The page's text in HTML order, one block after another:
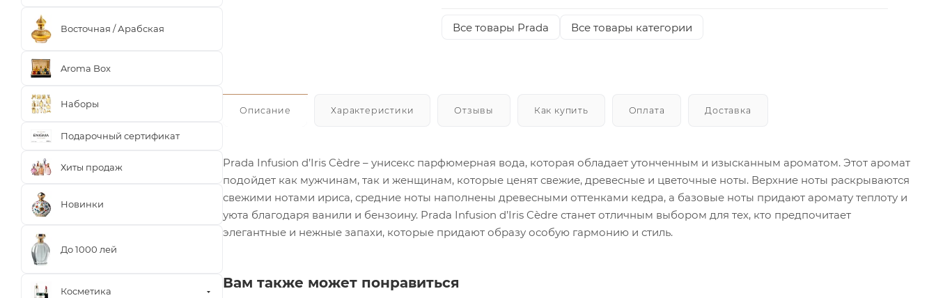
Все товары Prada Все товары категории
Описание Характеристики Отзывы Как купить Оплата Доставка
Prada Infusion d’Iris Cèdre – унисекс парфюмерная вода, которая обладает утонченным и изысканным ароматом. Этот аромат
подойдет как мужчинам, так и женщинам, которые ценят свежие, древесные и цветочные ноты. Верхние ноты раскрываются
свежими нотами ириса, средние ноты наполнены древесными оттенками кедра, а базовые ноты придают аромату теплоту и
уюта благодаря ванили и бензоину. Prada Infusion d’Iris Cèdre станет отличным выбором для тех, кто предпочитает
элегантные и нежные запахи, которые придают образу особую гармонию и стиль.
Вам также может понравиться
Восточная / Арабская
Aroma Box
Наборы
Подарочный сертификат
Хиты продаж
Новинки
До 1000 лей
Косметика